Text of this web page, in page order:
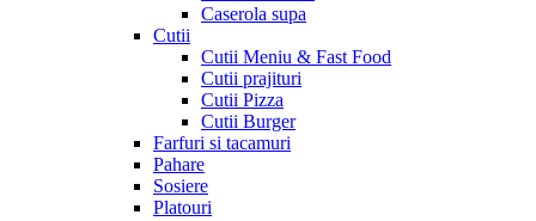
Caserola supa
Cutii
Cutii Meniu & Fast Food
Cutii prajituri
Cutii Pizza
Cutii Burger
Farfuri si tacamuri
Pahare
Sosiere
Platouri